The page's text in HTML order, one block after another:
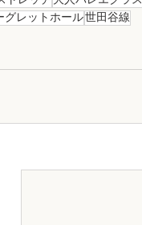
グレットホール世田谷線